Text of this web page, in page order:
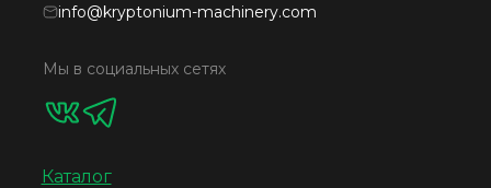
info@kryptonium-machinery.com
Каталог
Мы в социальных сетях